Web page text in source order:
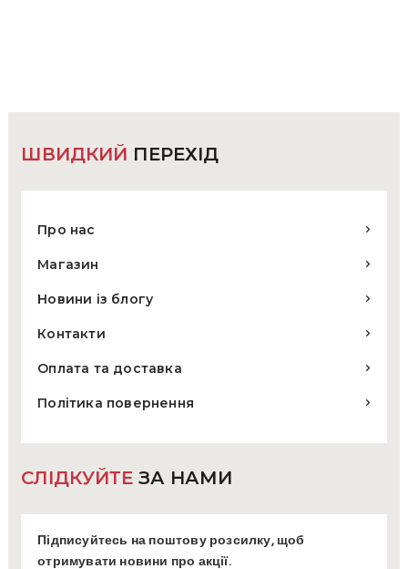
ШВИДКИЙ ПЕРЕХІД
Про нас
Магазин
Новини із блогу
Контакти
Оплата та доставка
Політика повернення
СЛІДКУЙТЕ ЗА НАМИ
Підписуйтесь на поштову розсилку, щоб
отримувати новини про акції.